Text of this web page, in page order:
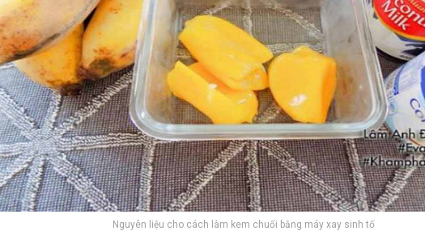
Nguyên liệu cho cách làm kem chuối bằng máy xay sinh tố